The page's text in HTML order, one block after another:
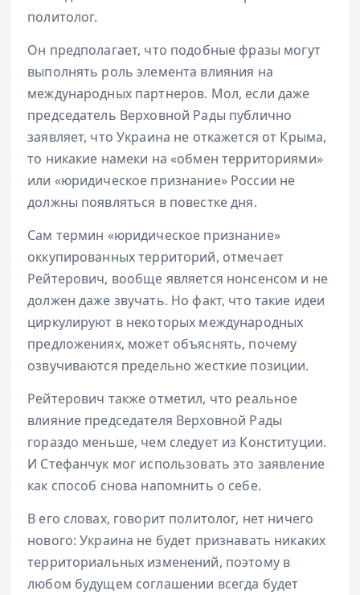
политолог.
Он предполагает, что подобные фразы могут
выполнять роль элемента влияния на
международных партнеров. Мол, если даже
председатель Верховной Рады публично
заявляет, что Украина не откажется от Крыма,
то никакие намеки на «обмен территориями»
или «юридическое признание» России не
должны появляться в повестке дня.
Сам термин «юридическое признание»
оккупированных территорий, отмечает
Рейтерович, вообще является нонсенсом и не
должен даже звучать. Но факт, что такие идеи
циркулируют в некоторых международных
предложениях, может объяснять, почему
озвучиваются предельно жесткие позиции.
Рейтерович также отметил, что реальное
влияние председателя Верховной Рады
гораздо меньше, чем следует из Конституции.
И Стефанчук мог использовать это заявление
как способ снова напомнить о себе.
В его словах, говорит политолог, нет ничего
нового: Украина не будет признавать никаких
территориальных изменений, поэтому в
любом будущем соглашении всегда будет